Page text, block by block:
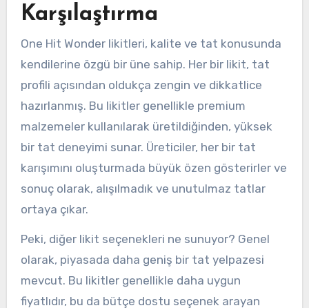
Karşılaştırma
One Hit Wonder likitleri, kalite ve tat konusunda
kendilerine özgü bir üne sahip. Her bir likit, tat
profili açısından oldukça zengin ve dikkatlice
hazırlanmış. Bu likitler genellikle premium
malzemeler kullanılarak üretildiğinden, yüksek
bir tat deneyimi sunar. Üreticiler, her bir tat
karışımını oluşturmada büyük özen gösterirler ve
sonuç olarak, alışılmadık ve unutulmaz tatlar
ortaya çıkar.
Peki, diğer likit seçenekleri ne sunuyor? Genel
olarak, piyasada daha geniş bir tat yelpazesi
mevcut. Bu likitler genellikle daha uygun
fiyatlıdır, bu da bütçe dostu seçenek arayan